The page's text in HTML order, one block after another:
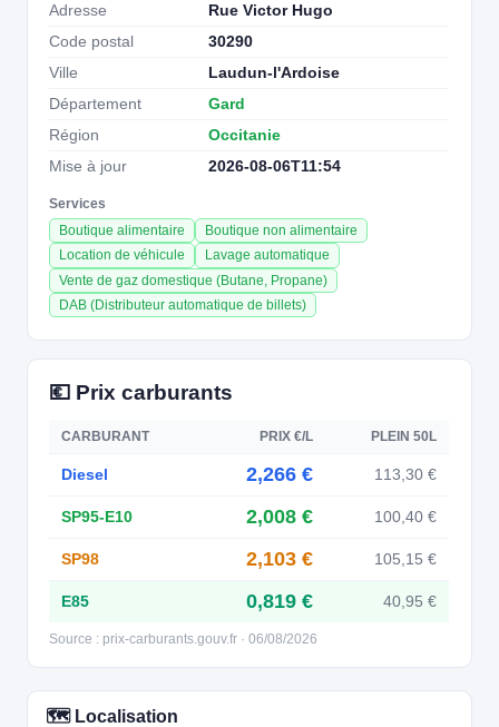
Adresse
Rue Victor Hugo
Code postal
30290
Ville
Laudun-l'Ardoise
Département
Gard
Région
Occitanie
Mise à jour
2026-08-06T11:54
Services
Boutique alimentaire
Boutique non alimentaire
Location de véhicule
Lavage automatique
Vente de gaz domestique (Butane, Propane)
DAB (Distributeur automatique de billets)
💶 Prix carburants
CARBURANT PRIX €/L PLEIN 50L
Diesel 2,266 € 113,30 €
SP95-E10 2,008 € 100,40 €
SP98 2,103 € 105,15 €
E85 0,819 € 40,95 €
Source : prix-carburants.gouv.fr · 06/08/2026
🗺️ Localisation